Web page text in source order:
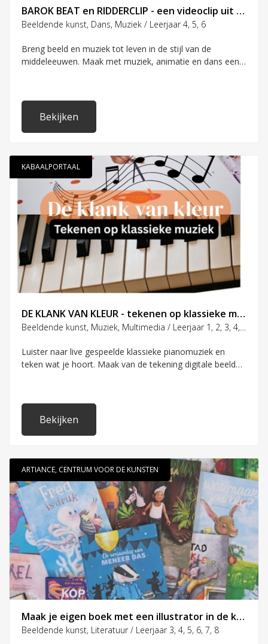
BAROK BEAT en RIDDERCLIP - een videoclip uit de middeleeuwen
Beeldende kunst, Dans, Muziek / Leerjaar 4, 5, 6
Breng beeld en muziek tot leven in de stijl van de
middeleeuwen. Maak met muziek, animatie en dans een
Bekijken
KABAALPORTAAL
DE KLANK VAN KLEUR - tekenen op klassieke muziek
Beeldende kunst, Muziek, Multimedia / Leerjaar 1, 2, 3, 4, 5, 6, 7, 8
Luister naar live gespeelde klassieke pianomuziek en
teken wat je hoort. Maak van de tekening digitale beelden
Bekijken
ARTIANCE, CENTRUM VOOR DE KUNSTEN
Maak je eigen boek met een illustrator in de klas
Beeldende kunst, Literatuur / Leerjaar 3, 4, 5, 6, 7, 8